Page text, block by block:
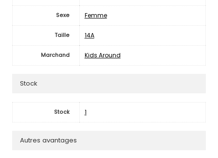
Sexe Femme
Taille 14A
Marchand Kids Around
Stock
Stock 1
Autres avantages